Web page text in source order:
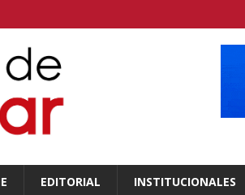
EDITORIAL INSTITUCIONALES